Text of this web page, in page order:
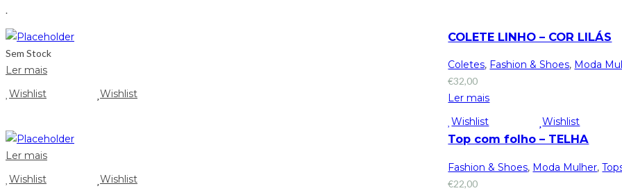
.
Sem Stock
Ler mais
Wishlist
Wishlist
COLETE LINHO – COR LILÁS
Coletes, Fashion & Shoes, Moda
€32,00
Ler mais
Wishlist
Wishlist
Ler mais
Wishlist
Wishlist
Top com folho – TELHA
Fashion & Shoes, Moda Mulher,
€22,00